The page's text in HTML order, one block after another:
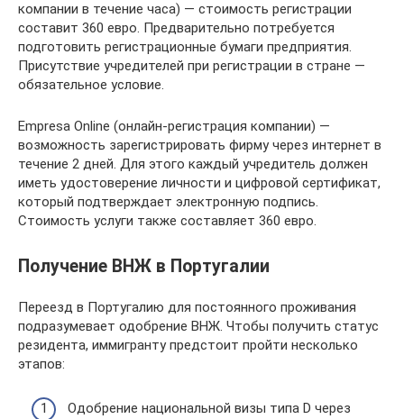
компании в течение часа) — стоимость регистрации
составит 360 евро. Предварительно потребуется
подготовить регистрационные бумаги предприятия.
Присутствие учредителей при регистрации в стране —
обязательное условие.
Empresa Online (онлайн-регистрация компании) —
возможность зарегистрировать фирму через интернет в
течение 2 дней. Для этого каждый учредитель должен
иметь удостоверение личности и цифровой сертификат,
который подтверждает электронную подпись.
Стоимость услуги также составляет 360 евро.
Получение ВНЖ в Португалии
Переезд в Португалию для постоянного проживания
подразумевает одобрение ВНЖ. Чтобы получить статус
резидента, иммигранту предстоит пройти несколько
этапов:
Одобрение национальной визы типа D через